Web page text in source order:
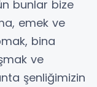
bunlar bize
emek ve
bina
ve
şenliğimizin